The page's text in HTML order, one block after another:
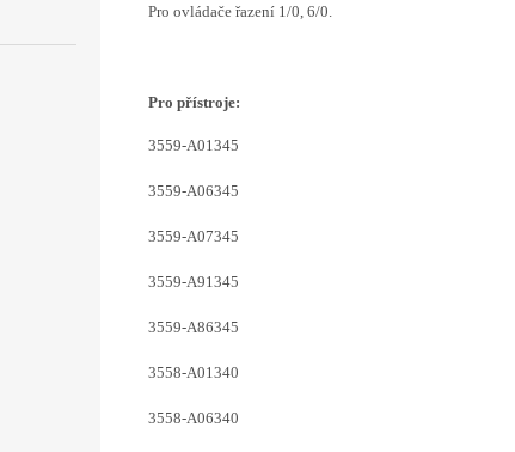
Pro ovládače řazení 1/0, 6/0.
Pro přístroje:
3559-A01345
3559-A06345
3559-A07345
3559-A91345
3559-A86345
3558-A01340
3558-A06340